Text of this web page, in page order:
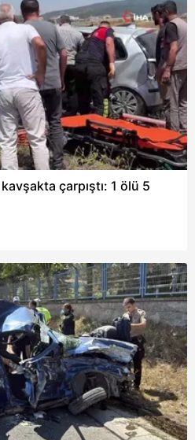
çarpıştı: 1 ölü 5